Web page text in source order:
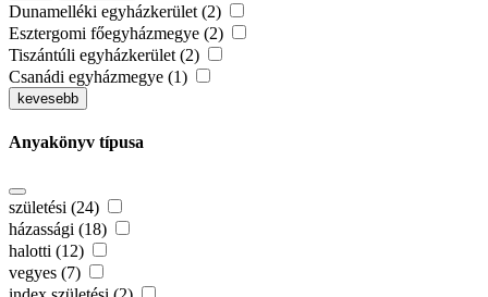
Dunamelléki egyházkerület (2)
Esztergomi főegyházmegye (2)
Tiszántúli egyházkerület (2)
Csanádi egyházmegye (1)
kevesebb
Anyakönyv típusa
születési (24)
házassági (18)
halotti (12)
vegyes (7)